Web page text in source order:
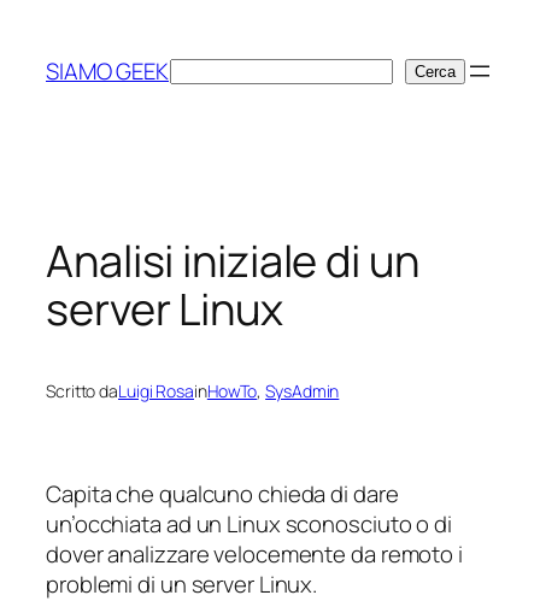
contenuto
SIAMO GEEKCerca Cerca
Analisi iniziale di un
server Linux
Scritto daLuigi RosainHowTo, SysAdmin
Capita che qualcuno chieda di dare
un’occhiata ad un Linux sconosciuto o di
dover analizzare velocemente da remoto i
problemi di un server Linux.